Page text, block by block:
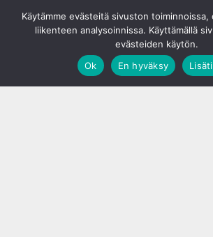
Käytämme evästeitä sivuston toiminnoissa,
liikenteen analysoinnissa. Käyttämällä
evästeiden käytön.
Ok
En hyväksy